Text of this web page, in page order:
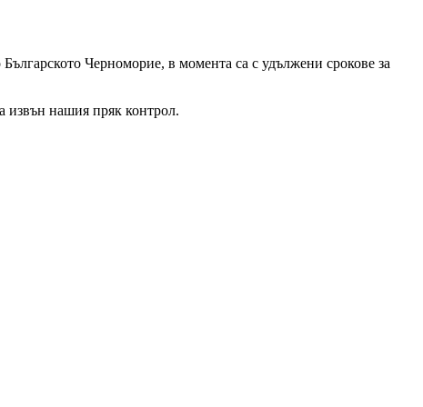
Черноморие, в момента са с удължени срокове за
извън нашия пряк контрол.